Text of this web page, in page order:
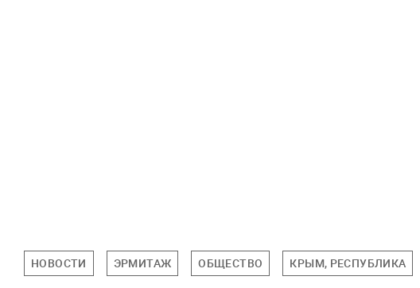
НОВОСТИ ЭРМИТАЖ ОБЩЕСТВО КРЫМ, РЕСПУБЛИКА